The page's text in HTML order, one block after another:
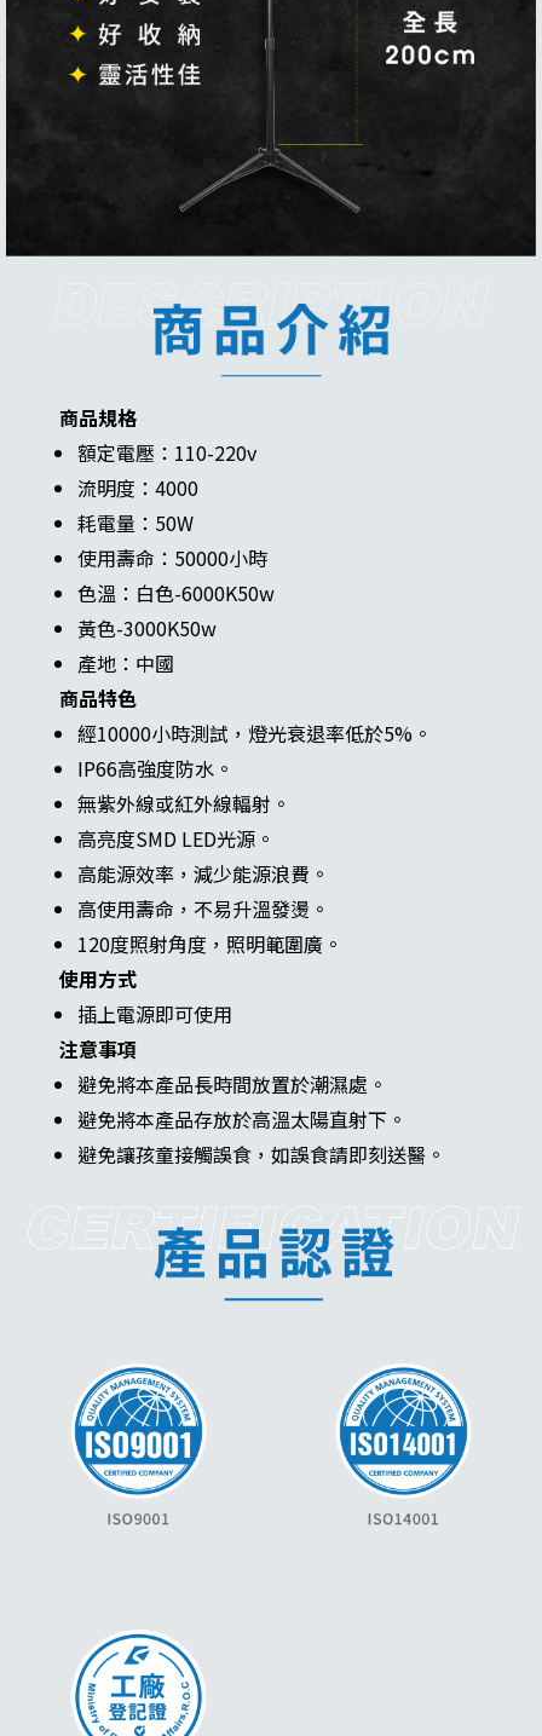
商品規格
額定電壓：110-220v
流明度：4000
耗電量：50W
使用壽命：50000小時
色溫：白色-6000K50w
黃色-3000K50w
產地：中國
商品特色
經10000小時測試，燈光衰退率低於5%。
IP66高強度防水。
無紫外線或紅外線輻射。
高亮度SMD LED光源。
高能源效率，減少能源浪費。
高使用壽命，不易升溫發燙。
120度照射角度，照明範圍廣。
使用方式
插上電源即可使用
注意事項
避免將本產品長時間放置於潮濕處。
避免將本產品存放於高溫太陽直射下。
避免讓孩童接觸誤食，如誤食請即刻送醫。